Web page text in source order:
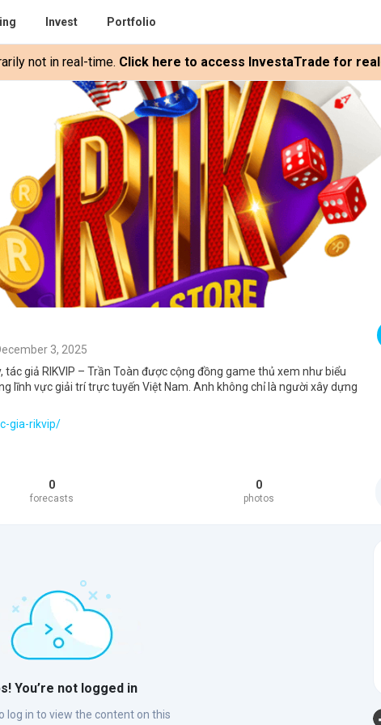
Invest Portfolio
not in real-time. Click here to access InvestaTrade for
3, 2025
giả RIKVIP – Trần Toàn được cộng đồng game thủ xem như biểu
lĩnh vực giải trí trực tuyến Việt Nam. Anh không chỉ là người xây dựng
gia-rikvip/
0
forecasts
0
photos
You’re not logged in
log in to view the content on this